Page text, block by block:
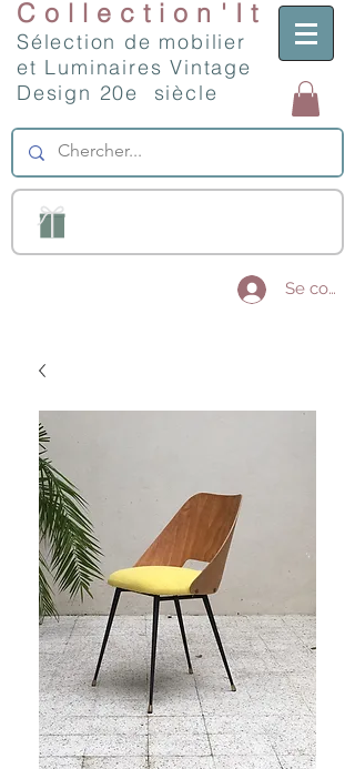
Collection'It
Sélection de mobilier
et Luminaires Vintage
Design 20e siècle
Se